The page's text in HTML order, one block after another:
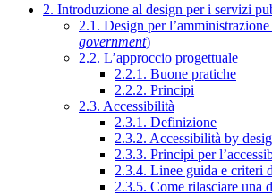
2. Introduzione al design per i servizi
2.1. Design per
government)
2.2. L’approccio progettuale
2.2.1. Buone pratiche
2.2.2. Principi
2.3. Accessibilità
2.3.1. Definizione
2.3.2. Accessibilità by
2.3.3. Principi per
2.3.4. Linee guida e criteri
2.3.5. Come rilasciare una